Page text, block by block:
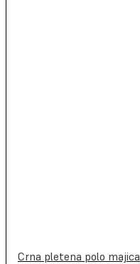
Crna pletena polo majica